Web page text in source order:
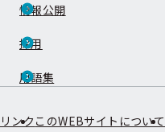
情報公開
採用
用語集
リンク このWEBサイトについて